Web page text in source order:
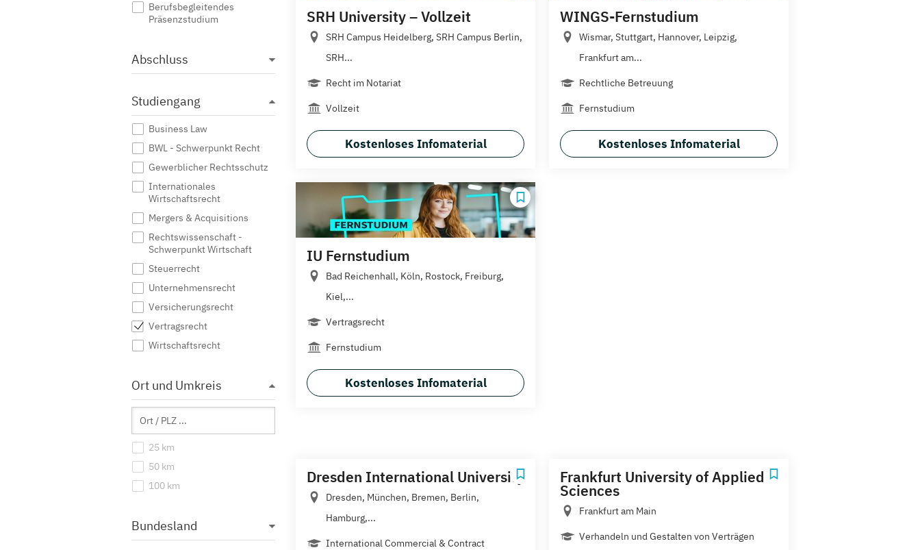
Berufsbegleitendes
Präsenzstudium
Abschluss
Studiengang
Business Law
BWL - Schwerpunkt Recht
Gewerblicher Rechtsschutz
Internationales
Wirtschaftsrecht
Mergers & Acquisitions
Rechtswissenschaft -
Schwerpunkt Wirtschaft
Steuerrecht
Unternehmensrecht
Versicherungsrecht
Vertragsrecht
Wirtschaftsrecht
Ort und Umkreis
25 km
50 km
100 km
Bundesland
SRH University – Vollzeit
SRH Campus Heidelberg, SRH Campus Berlin,
SRH...
Recht im Notariat
Vollzeit
Kostenloses Infomaterial
WINGS-Fernstudium
Wismar, Stuttgart, Hannover, Leipzig,
Frankfurt am...
Rechtliche Betreuung
Fernstudium
Kostenloses Infomaterial
IU Fernstudium
Bad Reichenhall, Köln, Rostock, Freiburg,
Kiel,...
Vertragsrecht
Fernstudium
Kostenloses Infomaterial
Dresden International University
Dresden, München, Bremen, Berlin,
Hamburg,...
International Commercial & Contract
Frankfurt University of Applied
Sciences
Frankfurt am Main
Verhandeln und Gestalten von Verträgen